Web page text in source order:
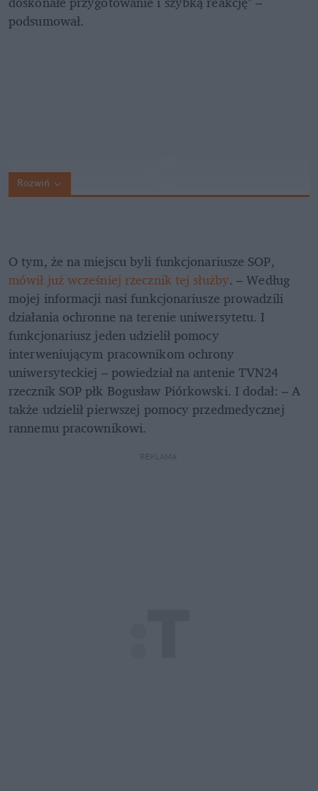
podsumował.
Rozwiń
mówił już wcześniej rzecznik tej służby. – Według
mojej informacji nasi funkcjonariusze prowadzili
działania ochronne na terenie uniwersytetu. I
funkcjonariusz jeden udzielił pomocy
interweniującym pracownikom ochrony
uniwersyteckiej – powiedział na antenie TVN24
rzecznik SOP płk Bogusław Piórkowski. I dodał: – A
także udzielił pierwszej pomocy przedmedycznej
rannemu pracownikowi.
REKLAMA